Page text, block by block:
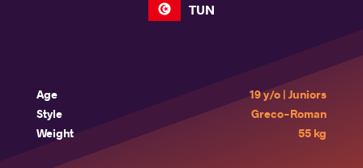
TUN
Age
19 y/o | Juniors
Style
Greco-Roman
Weight
55 kg